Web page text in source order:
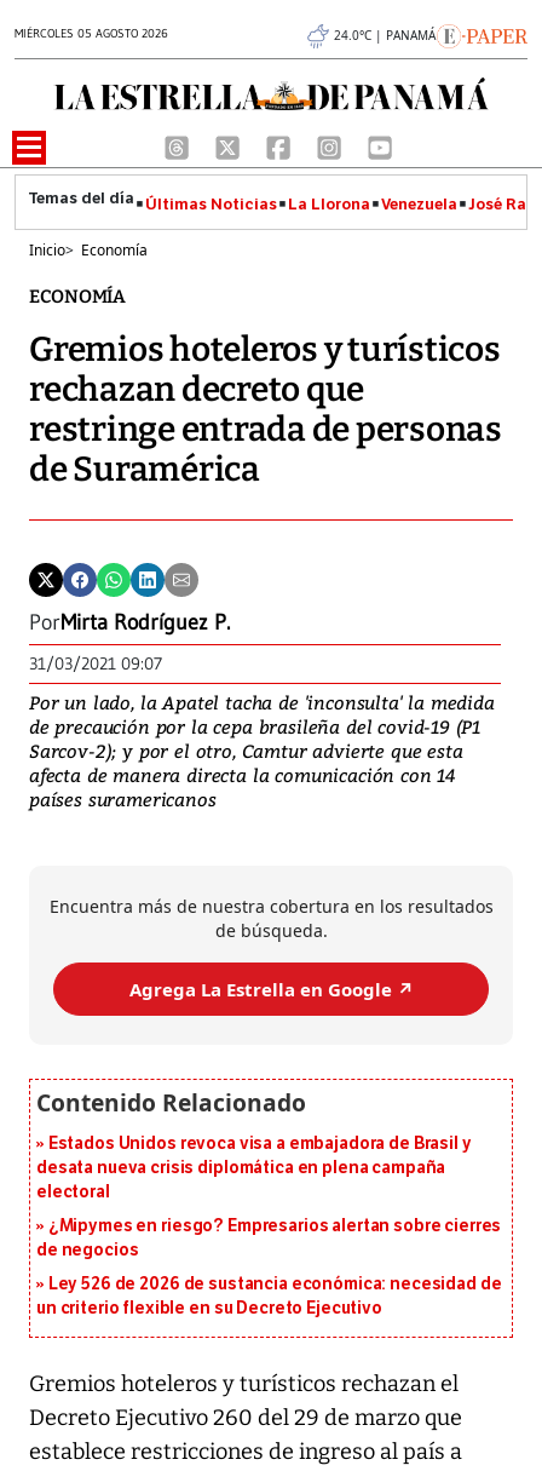
MIÉRCOLES 05 AGOSTO 2026 24.0°C | PANAMÁ
Últimas Noticias La Llorona Venezuela José
Inicio> Economía
ECONOMÍA
Gremios hoteleros y turísticos
rechazan decreto que
restringe entrada de personas
de Suramérica
PorMirta Rodríguez P.
31/03/2021 09:07
Por un lado, la Apatel tacha de 'inconsulta' la medida
de precaución por la cepa brasileña del covid-19 (P1
Sarcov-2); y por el otro, Camtur advierte que esta
afecta de manera directa la comunicación con 14
países suramericanos
Encuentra más de nuestra cobertura en los resultados
de búsqueda.
Agrega La Estrella en Google ↗️
Estados Unidos revoca visa a embajadora de Brasil y
desata nueva crisis diplomática en plena campaña
electoral
¿Mipymes en riesgo? Empresarios alertan sobre cierres
de negocios
Ley 526 de 2026 de sustancia económica: necesidad de
un criterio flexible en su Decreto Ejecutivo
Gremios hoteleros y turísticos rechazan el
Decreto Ejecutivo 260 del 29 de marzo que
establece restricciones de ingreso al país a